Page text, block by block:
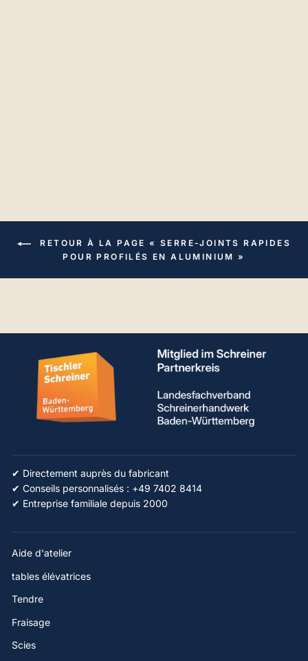
RETOUR À LA PAGE « SERRE-JOINTS RAPIDES
POUR PROFILÉS EN ALUMINIUM »
✔ Directement auprès du fabricant
✔ Conseils personnalisés : +49 7402 8414
✔ Entreprise familiale depuis 2000
Aide d'atelier
tables élévatrices
Tendre
Fraisage
Scies